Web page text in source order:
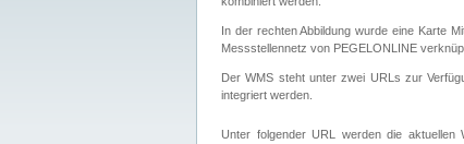
In der rechten Abbildung wurde eine Karte
Messstellennetz von PEGELONLINE
Der WMS steht unter zwei URLs zur
integriert werden.
Unter folgender URL werden die aktuellen